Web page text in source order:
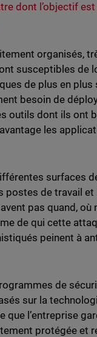
dont l’objectif
organisés,
susceptibles de
de plus en
besoin de
outils dont ils ont
les
surfaces
de travail et
pas quand,
de qui cette
peinent à
de
sur la
que l’entreprise
protégée et